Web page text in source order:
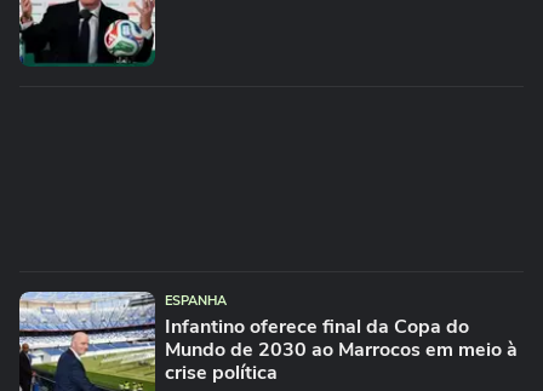
ESPANHA
Infantino oferece final da Copa do
Mundo de 2030 ao Marrocos em meio à
crise política